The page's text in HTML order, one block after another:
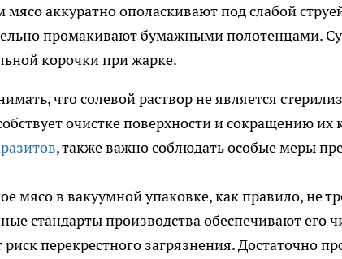
мясо аккуратно ополаскивают под слабой
промакивают бумажными полотенцами.
корочки при жарке.
что солевой раствор не является
очистке поверхности и сокращению их
, также важно соблюдать особые меры
мясо в вакуумной упаковке, как правило, не
стандарты производства обеспечивают его
перекрестного загрязнения. Достаточно